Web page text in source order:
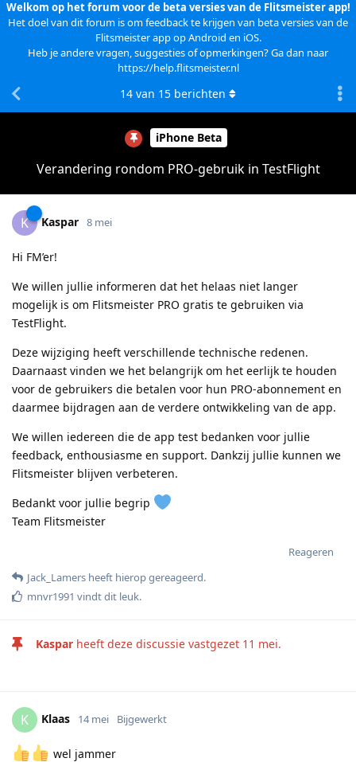
Welkom op het forum voor de beta versies van de Flitsmeister app!
Het doel van dit forum is om feedback te krijgen van beta versies van de
Flitsmeister app op Android en iOS.
Heb je andere vragen, suggesties of opmerkingen? Ga dan naar
https://help.flitsmeister.nl
iPhone Beta
Verandering rondom PRO-gebruik in TestFlight
14 van 15 berichten
K Kaspar 8 mei
Hi FM’er!
We willen jullie informeren dat het helaas niet langer
mogelijk is om Flitsmeister PRO gratis te gebruiken via
TestFlight.
Deze wijziging heeft verschillende technische redenen.
Daarnaast vinden we het belangrijk om het eerlijk te houden
voor de gebruikers die betalen voor hun PRO-abonnement en
daarmee bijdragen aan de verdere ontwikkeling van de app.
We willen iedereen die de app test bedanken voor jullie
feedback, enthousiasme en support. Dankzij jullie kunnen we
Flitsmeister blijven verbeteren.
Bedankt voor jullie begrip
Team Flitsmeister
Reageren
Jack_Lamers heeft hierop gereageerd.
mnvr1991 vindt dit leuk.
Kaspar heeft deze discussie vastgezet 11 mei.
K Klaas 14 mei Bijgewerkt
wel jammer